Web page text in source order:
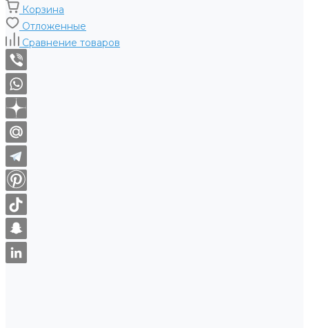
Корзина
Отложенные
Сравнение товаров